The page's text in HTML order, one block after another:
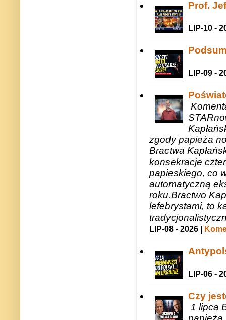
Prof.
LIP-10 -
LIP-09 -
zgody papieża
Bractwa
konsekracje
papieskiego, co
automatyczną
roku.Bractwo
lefebrystami, to
LIP-08 - 2026 |
LIP-06 -
Czy
1 lipca